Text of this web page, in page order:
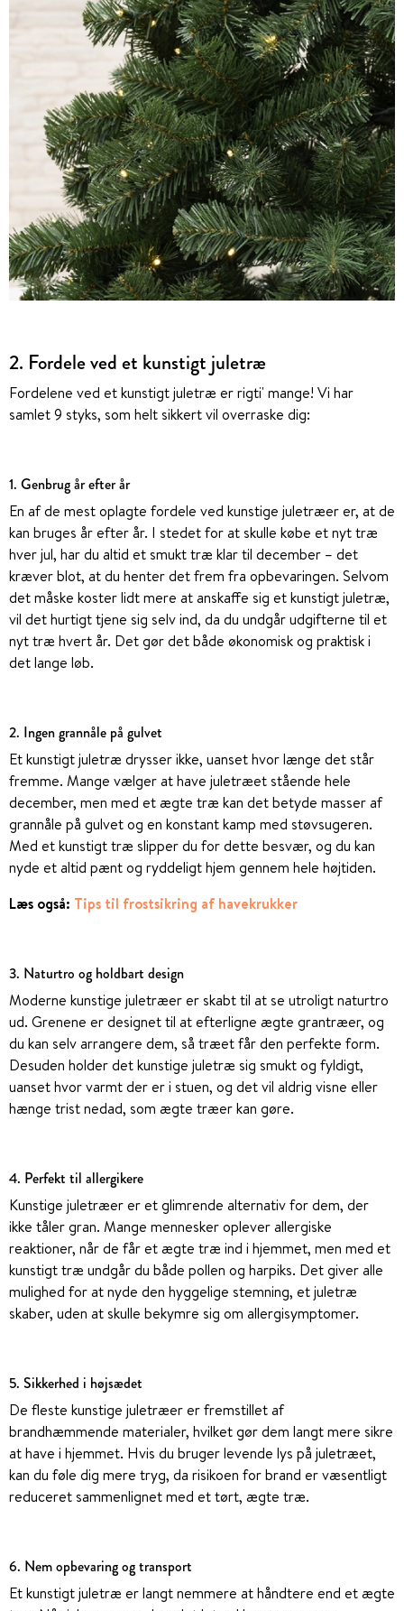
2. Fordele ved et kunstigt juletræ
Fordelene ved et kunstigt juletræ er rigti' mange! Vi har
samlet 9 styks, som helt sikkert vil overraske dig:
1. Genbrug år efter år
En af de mest oplagte fordele ved kunstige juletræer er, at de
kan bruges år efter år. I stedet for at skulle købe et nyt træ
hver jul, har du altid et smukt træ klar til december – det
kræver blot, at du henter det frem fra opbevaringen. Selvom
det måske koster lidt mere at anskaffe sig et kunstigt juletræ,
vil det hurtigt tjene sig selv ind, da du undgår udgifterne til et
nyt træ hvert år. Det gør det både økonomisk og praktisk i
det lange løb.
2. Ingen grannåle på gulvet
Et kunstigt juletræ drysser ikke, uanset hvor længe det står
fremme. Mange vælger at have juletræet stående hele
december, men med et ægte træ kan det betyde masser af
grannåle på gulvet og en konstant kamp med støvsugeren.
Med et kunstigt træ slipper du for dette besvær, og du kan
nyde et altid pænt og ryddeligt hjem gennem hele højtiden.
Læs også: Tips til frostsikring af havekrukker
3. Naturtro og holdbart design
Moderne kunstige juletræer er skabt til at se utroligt naturtro
ud. Grenene er designet til at efterligne ægte grantræer, og
du kan selv arrangere dem, så træet får den perfekte form.
Desuden holder det kunstige juletræ sig smukt og fyldigt,
uanset hvor varmt der er i stuen, og det vil aldrig visne eller
hænge trist nedad, som ægte træer kan gøre.
4. Perfekt til allergikere
Kunstige juletræer er et glimrende alternativ for dem, der
ikke tåler gran. Mange mennesker oplever allergiske
reaktioner, når de får et ægte træ ind i hjemmet, men med et
kunstigt træ undgår du både pollen og harpiks. Det giver alle
mulighed for at nyde den hyggelige stemning, et juletræ
skaber, uden at skulle bekymre sig om allergisymptomer.
5. Sikkerhed i højsædet
De fleste kunstige juletræer er fremstillet af
brandhæmmende materialer, hvilket gør dem langt mere sikre
at have i hjemmet. Hvis du bruger levende lys på juletræet,
kan du føle dig mere tryg, da risikoen for brand er væsentligt
reduceret sammenlignet med et tørt, ægte træ.
6. Nem opbevaring og transport
Et kunstigt juletræ er langt nemmere at håndtere end et ægte